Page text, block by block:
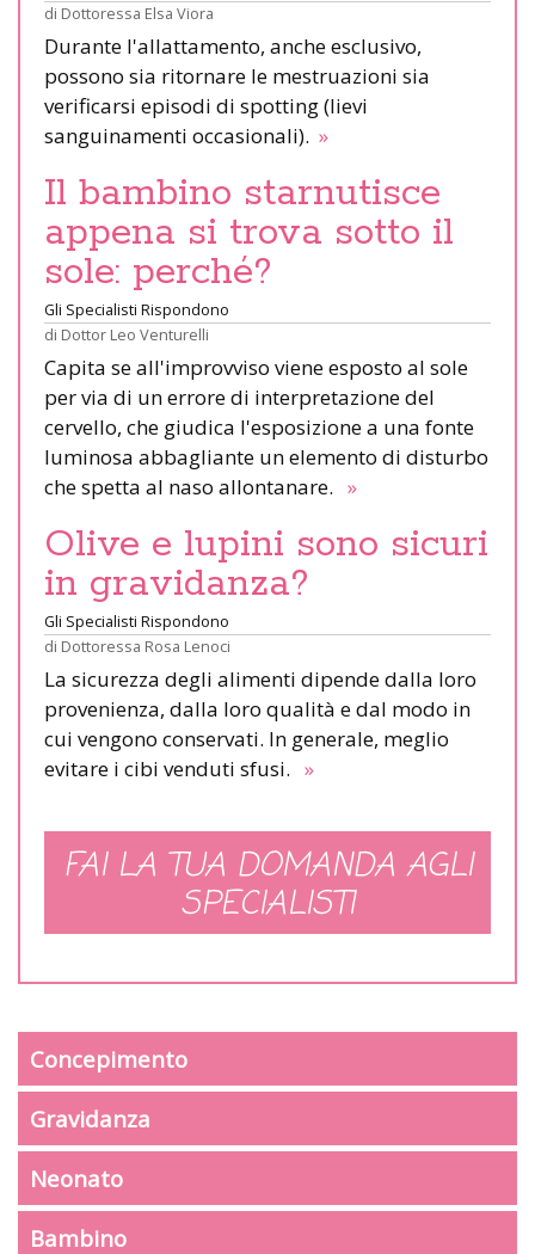
di Dottoressa Elsa Viora
Durante l'allattamento, anche esclusivo,
possono sia ritornare le mestruazioni sia
verificarsi episodi di spotting (lievi
sanguinamenti occasionali). »
Il bambino starnutisce
appena si trova sotto il
sole: perché?
Gli Specialisti Rispondono
di Dottor Leo Venturelli
Capita se all'improvviso viene esposto al sole
per via di un errore di interpretazione del
cervello, che giudica l'esposizione a una fonte
luminosa abbagliante un elemento di disturbo
che spetta al naso allontanare. »
Olive e lupini sono sicuri
in gravidanza?
Gli Specialisti Rispondono
di Dottoressa Rosa Lenoci
La sicurezza degli alimenti dipende dalla loro
provenienza, dalla loro qualità e dal modo in
cui vengono conservati. In generale, meglio
evitare i cibi venduti sfusi. »
FAI LA TUA DOMANDA AGLI
SPECIALISTI
Concepimento
Gravidanza
Neonato
Bambino